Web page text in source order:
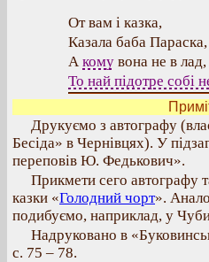
От вам і казка,
Казала баба Параска,
А кому вона не в лад,
То най підотре собі
Друкуємо з автографу
Бесіда» в Чернівцях). У
переповів Ю. Федькович».
Прикмети сего автографу
казки «Голодний чорт».
подибуємо, наприклад, у
Надруковано в
с. 75 – 78.